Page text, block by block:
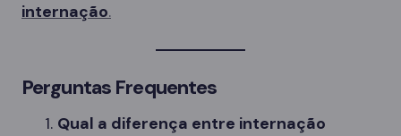
internação.
Perguntas Frequentes
Qual a diferença entre internação